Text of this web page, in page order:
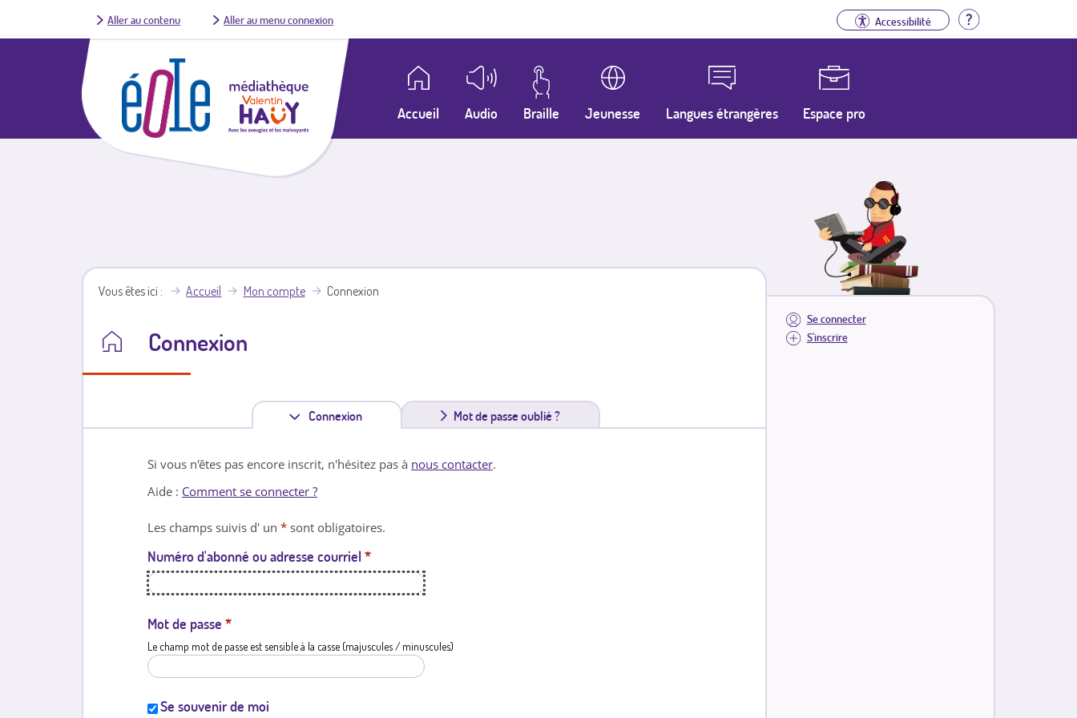
Aller au contenu Aller au menu connexion Accessibilité Aide
Accueil Audio Braille Jeunesse Langues étrangères Espace pro
Se connecter
S'inscrire
Vous êtes ici Accueil Mon compte Connexion
Connexion
Connexion
n
l
e
Mot de passe oublié ?
Si vous n'êtes pas encore inscrit, n'hésitez pas à nous contacter.
Aide : Comment se connecter ?
Les champs suivis d' un * sont obligatoires.
Numéro d'abonné ou adresse courriel *
Mot de passe *
Le champ mot de passe est sensible à la casse (majuscules / minuscules)
Se souvenir de moi